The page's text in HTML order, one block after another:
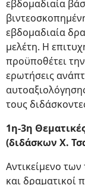
εβδομαδιαία
εβδομαδιαία
μελέτη. Η
προϋποθέτει
ερωτήσεις
τους
1η-3η
(διδάσκων Χ.
Αντικείμενο
και δραματικοί